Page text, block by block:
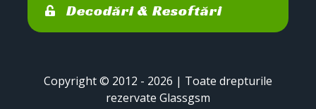
Decodări & Resoftări
Copyright © 2012 - 2026 | Toate drepturile
rezervate Glassgsm